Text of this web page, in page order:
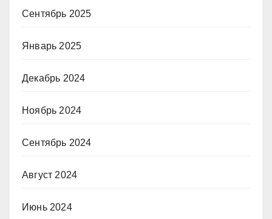
Сентябрь 2025
Январь 2025
Декабрь 2024
Ноябрь 2024
Сентябрь 2024
Август 2024
Июнь 2024